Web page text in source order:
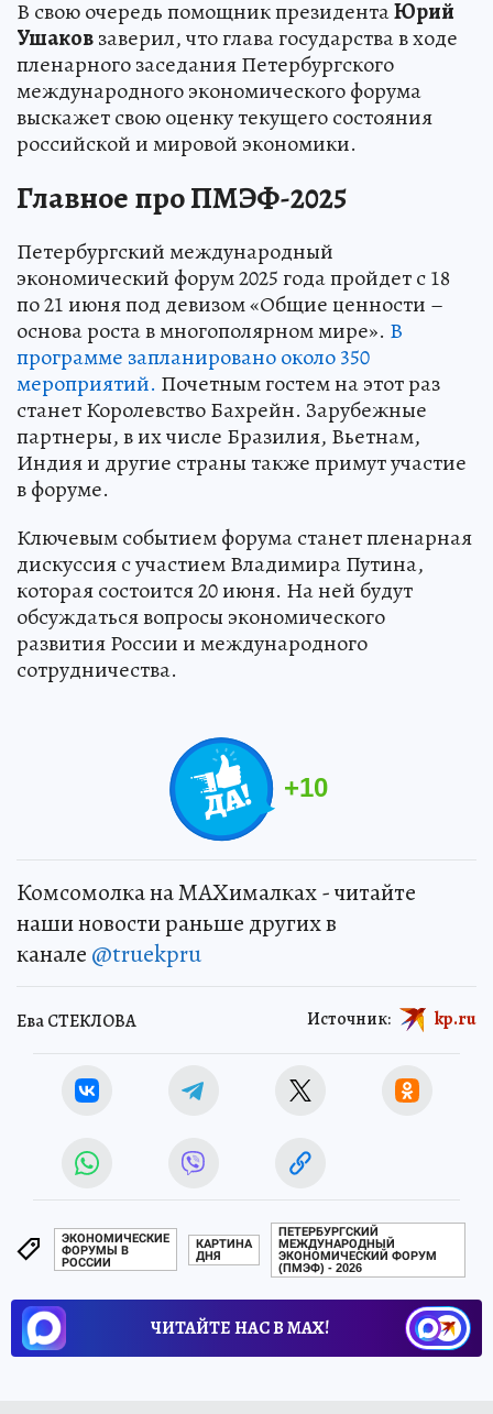
В свою очередь помощник президентаЮрий
Ушаковзаверил, что глава государства в ходе
пленарного заседания Петербургского
международного экономического форума
выскажет свою оценку текущего состояния
российской и мировой экономики.
Главное про ПМЭФ-2025
Петербургский международный
экономический форум 2025 года пройдет с 18
по 21 июня под девизом «Общие ценности –
основа роста в многополярном мире». В
программе запланировано около 350
мероприятий. Почетным гостем на этот раз
станет Королевство Бахрейн. Зарубежные
партнеры, в их числе Бразилия, Вьетнам,
Индия и другие страны также примут участие
в форуме.
Ключевым событием форума станет пленарная
дискуссия с участием Владимира Путина,
которая состоится 20 июня. На ней будут
обсуждаться вопросы экономического
развития России и международного
сотрудничества.
+10
Комсомолка на MAXималках - читайте
наши новости раньше других в
канале @truekpru
Ева СТЕКЛОВА Источник: kp.ru
ЭКОНОМИЧЕСКИЕ
ФОРУМЫ В
РОССИИ
КАРТИНА
ДНЯ
ПЕТЕРБУРГСКИЙ
МЕЖДУНАРОДНЫЙ
ЭКОНОМИЧЕСКИЙ ФОРУМ
(ПМЭФ) - 2026
ЧИТАЙТЕ НАС В МАХ!